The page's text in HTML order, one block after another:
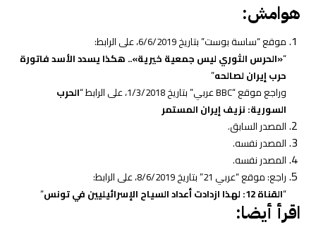
هوامش:
موقع “ساسة بوست” بتاريخ 6/6/2019، على الرابط:
“«الحرس الثوري ليس جمعية خيرية».. هكذا يسدد الأسد فاتورة
حرب إيران لصالحه”
وراجع موقع “BBC عربي” بتاريخ 1/3/2018، على الرابط “
الحرب
السورية: نزيف إيران المستمر
المصدر السابق.
المصدر نفسه.
المصدر نفسه.
راجع: موقع “عربي 21” بتاريخ 8/6/2019، على الرابط:
“القناة 12: لهذا ازدادت أعداد السياح الإسرائيليين في تونس “
اقرأ أيضا: